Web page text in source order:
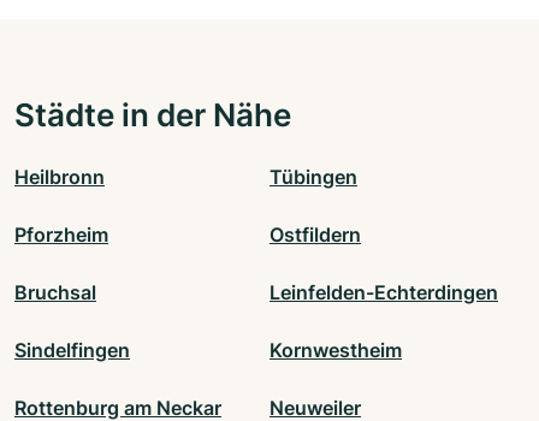
Städte in der Nähe
Heilbronn Tübingen
Pforzheim Ostfildern
Bruchsal Leinfelden-Echterdingen
Sindelfingen Kornwestheim
Rottenburg am Neckar Neuweiler